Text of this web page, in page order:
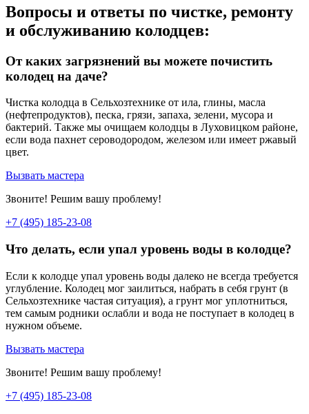
Вопросы и ответы по чистке, ремонту
и обслуживанию колодцев:
От каких загрязнений вы можете почистить
колодец на даче?
Чистка колодца в Сельхозтехнике от ила, глины, масла
(нефтепродуктов), песка, грязи, запаха, зелени, мусора и
бактерий. Также мы очищаем колодцы в Луховицком районе,
если вода пахнет сероводородом, железом или имеет ржавый
цвет.
Вызвать мастера
Звоните! Решим вашу проблему!
+7 (495) 185-23-08
Что делать, если упал уровень воды в колодце?
Если к колодце упал уровень воды далеко не всегда требуется
углубление. Колодец мог заилиться, набрать в себя грунт (в
Сельхозтехнике частая ситуация), а грунт мог уплотниться,
тем самым родники ослабли и вода не поступает в колодец в
нужном объеме.
Вызвать мастера
Звоните! Решим вашу проблему!
+7 (495) 185-23-08